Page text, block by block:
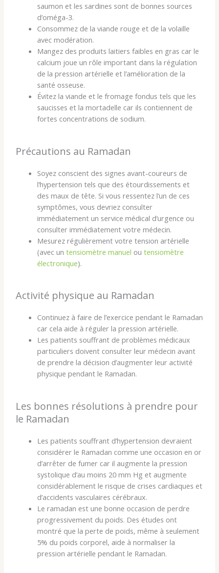
saumon et les sardines sont de bonnes sources
d’oméga-3.
Consommez de la viande rouge et de la volaille
avec modération.
Mangez des produits laitiers faibles en gras car le
calcium joue un rôle important dans la régulation
de la pression artérielle et l’amélioration de la
santé osseuse.
Évitez la viande et le fromage fondus tels que les
saucisses et la mortadelle car ils contiennent de
fortes concentrations de sodium.
Précautions au Ramadan
Soyez conscient des signes avant-coureurs de
l’hypertension tels que des étourdissements et
des maux de tête. Si vous ressentez l’un de ces
symptômes, vous devriez consulter
immédiatement un service médical d’urgence ou
consulter immédiatement votre médecin.
Mesurez régulièrement votre tension artérielle
(avec untensiomètre manuel outensiomètre
électronique).
Activité physique au Ramadan
Continuez à faire de l’exercice pendant le Ramadan
car cela aide à réguler la pression artérielle.
Les patients souffrant de problèmes médicaux
particuliers doivent consulter leur médecin avant
de prendre la décision d’augmenter leur activité
physique pendant le Ramadan.
Les bonnes résolutions à prendre pour
le Ramadan
Les patients souffrant d’hypertension devraient
considérer le Ramadan comme une occasion en or
d’arrêter de fumer car il augmente la pression
systolique d’au moins 20 mm Hg et augmente
considérablement le risque de crises cardiaques et
d’accidents vasculaires cérébraux.
Le ramadan est une bonne occasion de perdre
progressivement du poids. Des études ont
montré que la perte de poids, même à seulement
5% du poids corporel, aide à normaliser la
pression artérielle pendant le Ramadan.